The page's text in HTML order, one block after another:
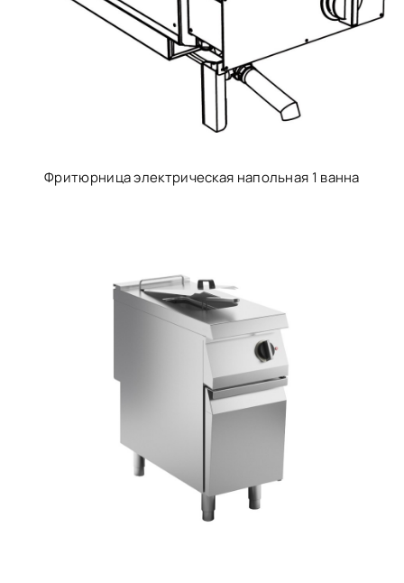
Фритюрница электрическая напольная 1 ванна